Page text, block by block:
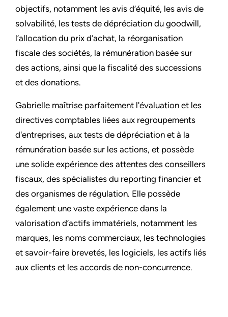
objectifs, notamment les avis d’équité, les avis de
solvabilité, les tests de dépréciation du goodwill,
l’allocation du prix d’achat, la réorganisation
fiscale des sociétés, la rémunération basée sur
des actions, ainsi que la fiscalité des successions
et des donations.
Gabrielle maîtrise parfaitement l'évaluation et les
directives comptables liées aux regroupements
d'entreprises, aux tests de dépréciation et à la
rémunération basée sur les actions, et possède
une solide expérience des attentes des conseillers
fiscaux, des spécialistes du reporting financier et
des organismes de régulation. Elle possède
également une vaste expérience dans la
valorisation d’actifs immatériels, notamment les
marques, les noms commerciaux, les technologies
et savoir-faire brevetés, les logiciels, les actifs liés
aux clients et les accords de non-concurrence.